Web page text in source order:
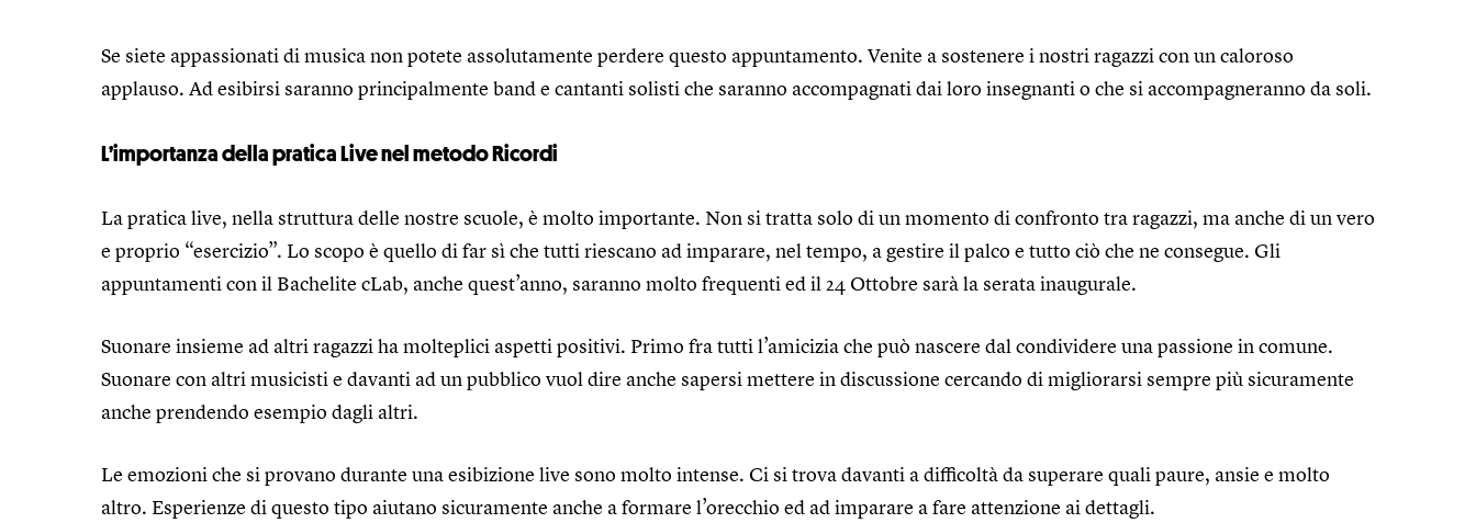
Se siete appassionati di musica non potete assolutamente perdere questo appuntamento. Venite a sostenere i nostri ragazzi con un caloroso
applauso. Ad esibirsi saranno principalmente band e cantanti solisti che saranno accompagnati dai loro insegnanti o che si accompagneranno da soli.
L’importanza della pratica Live nel metodo Ricordi
La pratica live, nella struttura delle nostre scuole, è molto importante. Non si tratta solo di un momento di confronto tra ragazzi, ma anche di un vero
e proprio “esercizio”. Lo scopo è quello di far sì che tutti riescano ad imparare, nel tempo, a gestire il palco e tutto ciò che ne consegue. Gli
appuntamenti con il Bachelite cLab, anche quest’anno, saranno molto frequenti ed il 24 Ottobre sarà la serata inaugurale.
Suonare insieme ad altri ragazzi ha molteplici aspetti positivi. Primo fra tutti l’amicizia che può nascere dal condividere una passione in comune.
Suonare con altri musicisti e davanti ad un pubblico vuol dire anche sapersi mettere in discussione cercando di migliorarsi sempre più sicuramente
anche prendendo esempio dagli altri.
Le emozioni che si provano durante una esibizione live sono molto intense. Ci si trova davanti a difficoltà da superare quali paure, ansie e molto
altro. Esperienze di questo tipo aiutano sicuramente anche a formare l’orecchio ed ad imparare a fare attenzione ai dettagli.